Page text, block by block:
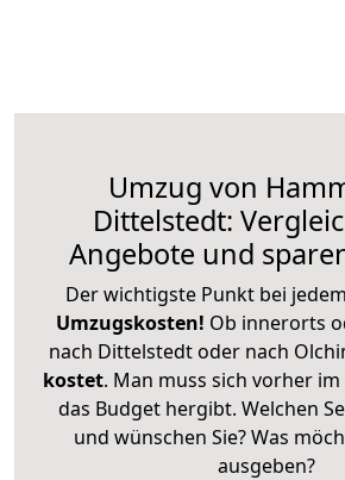
Umzug von
Dittelstedt:
Angebote und
Der wichtigste Punkt bei
Umzugskosten! Ob innerorts
nach Dittelstedt oder nach
kostet. Man muss sich vorher im
das Budget hergibt. Welchen
und wünschen Sie? Was
ausgeben?